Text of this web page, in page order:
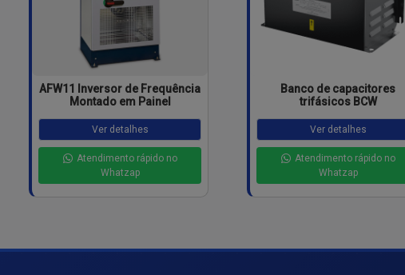
AFW11 Inversor de Frequência
Montado em Painel
Ver detalhes
Atendimento rápido no
Whatzap
Banco de capacitores
trifásicos BCW
Ver detalhes
Atendimento rápido no
Whatzap